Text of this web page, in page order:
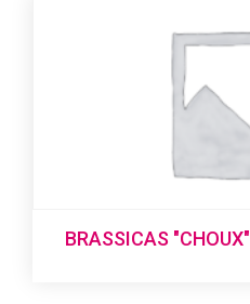
BRASSICAS "CHOUX"